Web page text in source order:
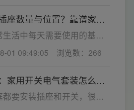
气产品，选择综合实力过硬
厂家，可以同时搞定开关
座数量与位置？靠谱家用
牌怎么选？
活中每天需要使用的基础
电器的普及，需要的电源
越多。装修前期除了规划
开关、插座的数量设置不
的位置设置不合理，会给
01 09:49:05 浏览数：266
家用开关电气套装怎么
么安装更安全
要安装插座和开关，很多